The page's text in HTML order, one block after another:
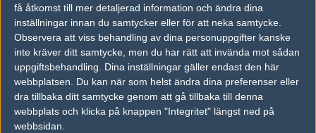
få åtkomst till mer detaljerad information och ändra dina
inställningar innan du samtycker eller för att neka samtycke.
Observera att viss behandling av dina personuppgifter kanske
inte kräver ditt samtycke, men du har rätt att invända mot sådan
uppgiftsbehandling. Dina inställningar gäller endast den här
webbplatsen. Du kan när som helst ändra dina preferenser eller
dra tillbaka ditt samtycke genom att gå tillbaka till denna
webbplats och klicka på knappen "Integritet" längst ned på
webbsidan.
Följ oss på Facebook
Följ oss på Twitter
Följ oss på Twitch
Information